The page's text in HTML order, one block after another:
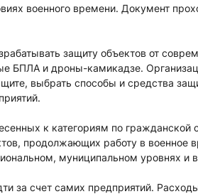
военного времени. Документ
защиту объектов от
БПЛА и дроны-камикадзе.
выбрать способы и средства
к категориям по гражданской
продолжающих работу в военное
муниципальном уровнях и
за счет самих предприятий.